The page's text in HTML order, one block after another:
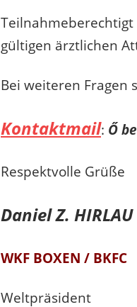
Teilnahmeberechtigt
gültigen ärztlichen
Bei weiteren Fragen
Kontaktmail: Ő
Respektvolle Grüße
Daniel Z. HIRLAU
WKF BOXEN / BKFC
Weltpräsident